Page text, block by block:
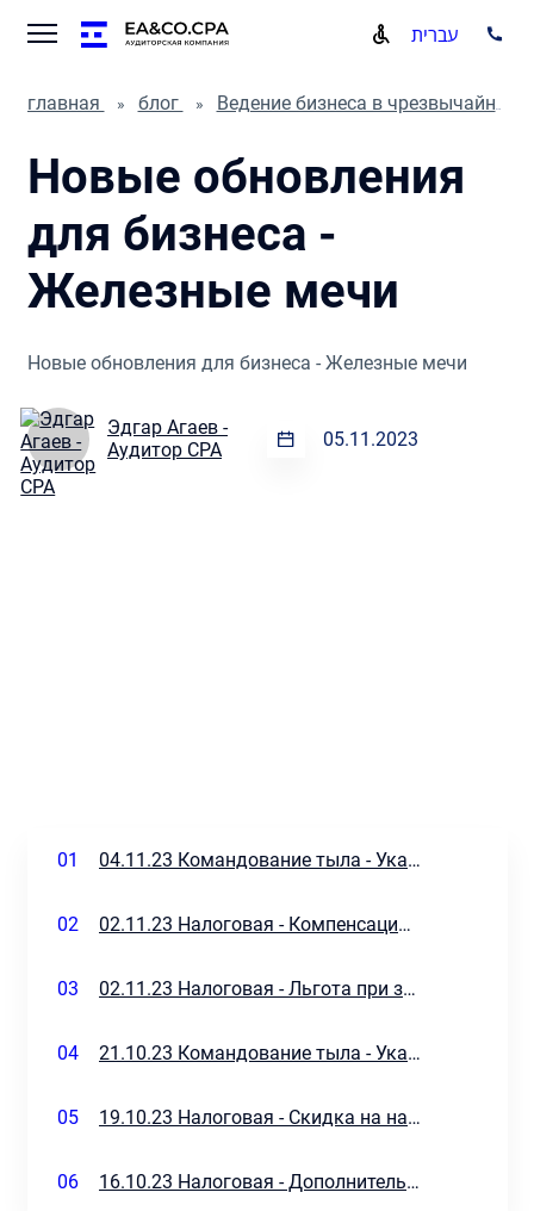
עברית
главная блог Ведение бизнеса в чрезвычайной ситуации
Новые обновления
для бизнеса -
Железные мечи
Новые обновления для бизнеса - Железные мечи
Эдгар Агаев -
Аудитор CPA
05.11.2023
01 04.11.23 Командование тыла - Указания на 4-6.11
02 02.11.23 Налоговая - Компенсация для бизнеса (утверждено)
03 02.11.23 Налоговая - Льгота при зачету стоимости автомобиля
04 21.10.23 Командование тыла - Указания на 21-23.10
05 19.10.23 Налоговая - Скидка на налог на импорт
06 16.10.23 Налоговая - Дополнительное послабление